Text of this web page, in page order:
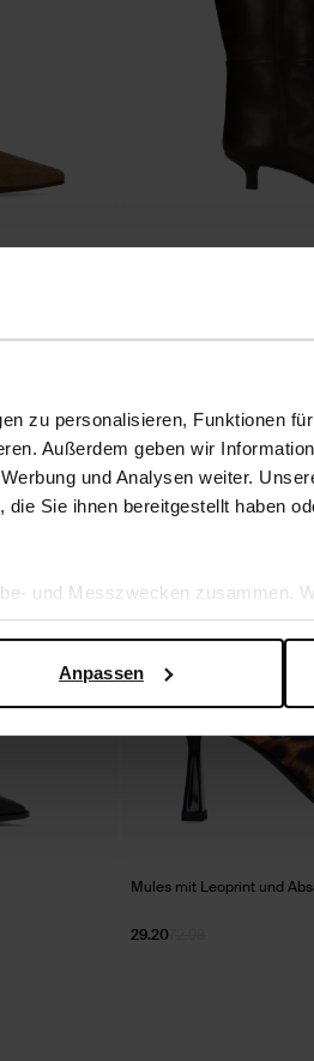
zu personalisieren, Funktionen
Außerdem geben wir
und Analysen weiter.
Sie ihnen bereitgestellt haben
und Messzwecken zusammen.
finden Sie auf derSeite zur
Anpassen
Mules mit Leoprint und
29.20
- 60%